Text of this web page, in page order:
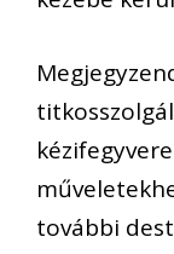
további